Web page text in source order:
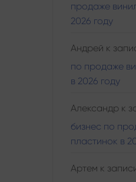
продаже
2026 году
Андрей к
по продаже
в 2026 году
Александрк
бизнес по
пластинок в
Артем к